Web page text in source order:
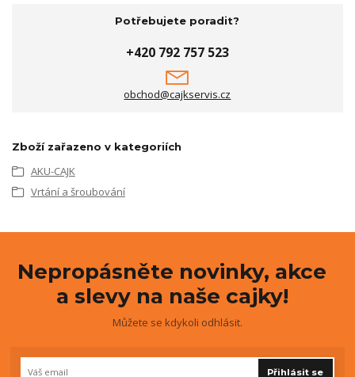
Potřebujete poradit?
+420 792 757 523
obchod@cajkservis.cz
Zboží zařazeno v kategoriích
AKU-CAJK
Vrtání a šroubování
Nepropásněte novinky, akce
a slevy na naše cajky!
Můžete se kdykoli odhlásit.
Přihlásit se